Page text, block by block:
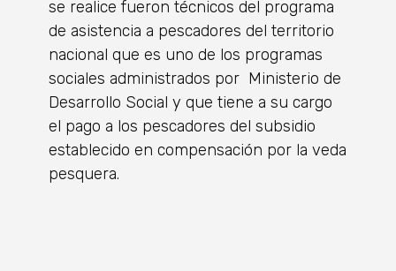
se realice fueron técnicos del programa
de asistencia a pescadores del territorio
nacional que es uno de los programas
sociales administrados por Ministerio de
Desarrollo Social y que tiene a su cargo
el pago a los pescadores del subsidio
establecido en compensación por la veda
pesquera.